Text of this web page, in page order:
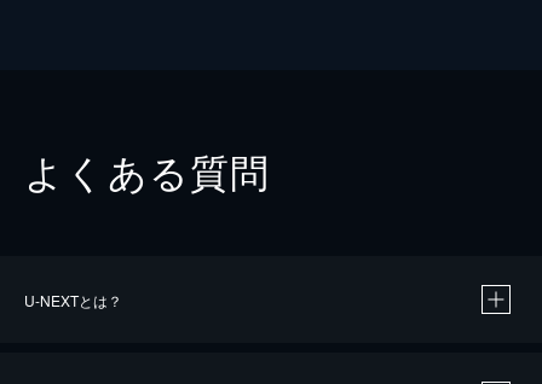
よくある質問
U-NEXTとは？